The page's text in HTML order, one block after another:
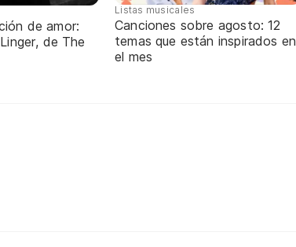
de amor:
de The
Listas musicales
Canciones sobre agosto: 12
temas que están inspirados en
el mes